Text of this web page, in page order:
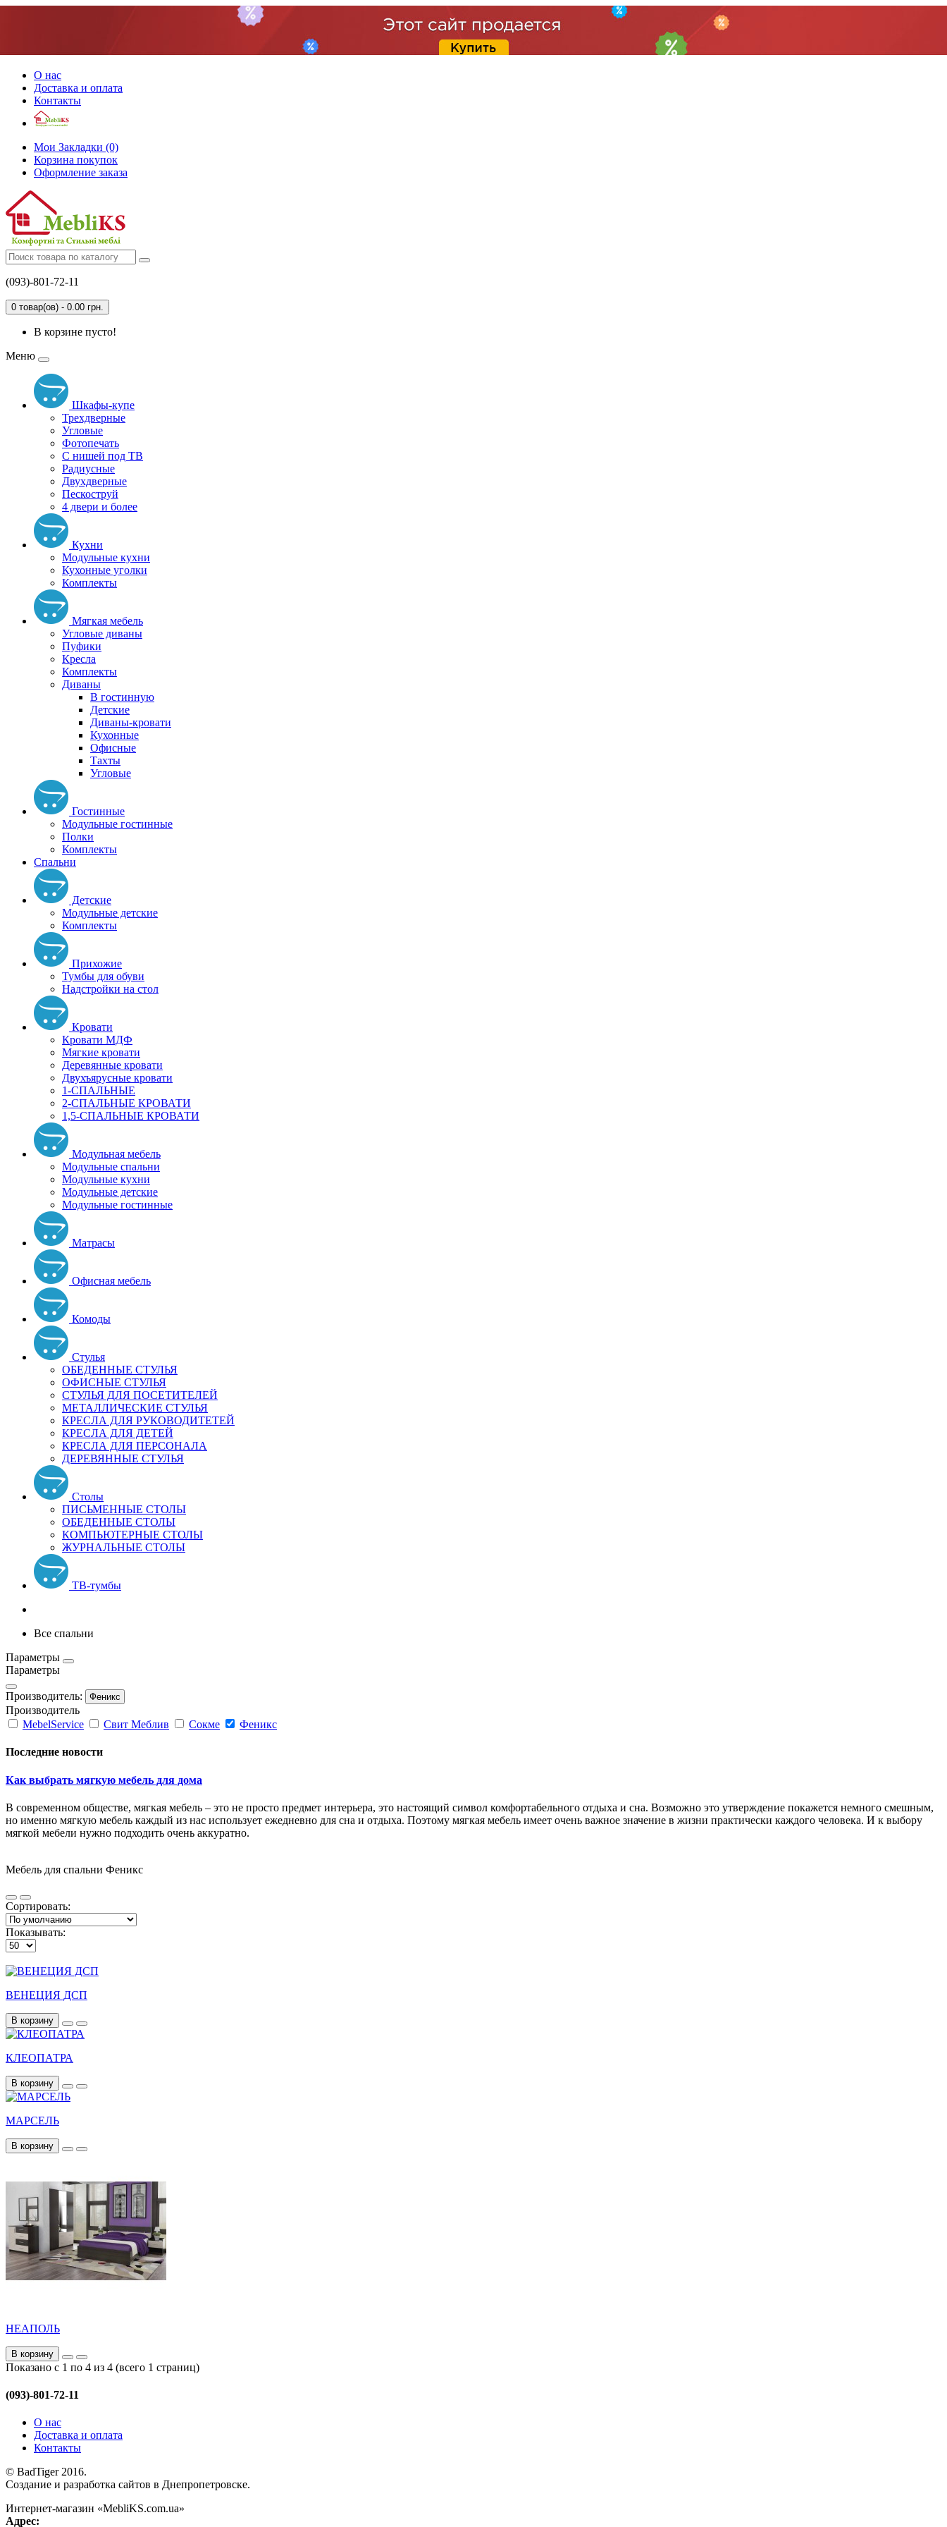
О нас
Доставка и оплата
Контакты
Мои Закладки (0)
Корзина покупок
Оформление заказа
(093)-801-72-11
0 товар(ов) - 0.00 грн.
В корзине пусто!
Меню
Шкафы-купе
Трехдверные
Угловые
Фотопечать
С нишей под ТВ
Радиусные
Двухдверные
Пескоструй
4 двери и более
Кухни
Модульные кухни
Кухонные уголки
Комплекты
Мягкая мебель
Угловые диваны
Пуфики
Кресла
Комплекты
Диваны
В гостинную
Детские
Диваны-кровати
Кухонные
Офисные
Тахты
Угловые
Гостинные
Модульные гостинные
Полки
Комплекты
Спальни
Детские
Модульные детские
Комплекты
Прихожие
Тумбы для обуви
Надстройки на стол
Кровати
Кровати МДФ
Мягкие кровати
Деревянные кровати
Двухъярусные кровати
1-СПАЛЬНЫЕ
2-СПАЛЬНЫЕ КРОВАТИ
1,5-СПАЛЬНЫЕ КРОВАТИ
Модульная мебель
Модульные спальни
Модульные кухни
Модульные детские
Модульные гостинные
Матрасы
Офисная мебель
Комоды
Стулья
ОБЕДЕННЫЕ СТУЛЬЯ
ОФИСНЫЕ СТУЛЬЯ
СТУЛЬЯ ДЛЯ ПОСЕТИТЕЛЕЙ
МЕТАЛЛИЧЕСКИЕ СТУЛЬЯ
КРЕСЛА ДЛЯ РУКОВОДИТЕТЕЙ
КРЕСЛА ДЛЯ ДЕТЕЙ
КРЕСЛА ДЛЯ ПЕРСОНАЛА
ДЕРЕВЯННЫЕ СТУЛЬЯ
Столы
ПИСЬМЕННЫЕ СТОЛЫ
ОБЕДЕННЫЕ СТОЛЫ
КОМПЬЮТЕРНЫЕ СТОЛЫ
ЖУРНАЛЬНЫЕ СТОЛЫ
ТВ-тумбы
Все спальни
Параметры
Параметры
Производитель: Феникс
Производитель
MebelService
Свит Меблив Сокме Феникс
Последние новости
Как выбрать мягкую мебель для дома
В современном обществе, мягкая мебель – это не просто предмет интерьера, это настоящий символ комфортабельного отдыха и сна. Возможно это утверждение покажется немного смешным,
но именно мягкую мебель каждый из нас использует ежедневно для сна и отдыха. Поэтому мягкая мебель имеет очень важное значение в жизни практически каждого человека. И к выбору
мягкой мебели нужно подходить очень аккуратно.
Мебель для спальни Феникс
Сортировать:
Показывать:
ВЕНЕЦИЯ ДСП
В корзину
КЛЕОПАТРА
В корзину
МАРСЕЛЬ
В корзину
НЕАПОЛЬ
В корзину
Показано с 1 по 4 из 4 (всего 1 страниц)
(093)-801-72-11
О нас
Доставка и оплата
Контакты
© BadTiger 2016.
Создание и разработка сайтов в Днепропетровске.
Интернет-магазин «MebliKS.com.ua»
Адрес: